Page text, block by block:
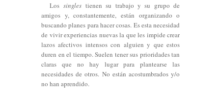
Lossingles tienen su trabajo y su grupo de
amigos y, constantemente, están organizando o
buscando planes para hacer cosas. Es esta necesidad
de vivir experiencias nuevas la que les impide crear
lazos afectivos intensos con alguien y que estos
duren en el tiempo. Suelen tener sus prioridades tan
claras que no hay lugar para plantearse las
necesidades de otros. No están acostumbrados y/o
no han aprendido.